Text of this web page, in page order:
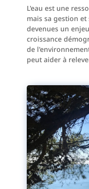
L'eau est une
mais sa gestion
devenues un
croissance
de
peut aider à